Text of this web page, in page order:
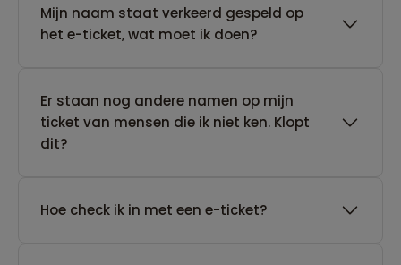
Mijn naam staat verkeerd gespeld op
het e-ticket, wat moet ik doen?
Er staan nog andere namen op mijn
ticket van mensen die ik niet ken. Klopt
dit?
Hoe check ik in met een e-ticket?